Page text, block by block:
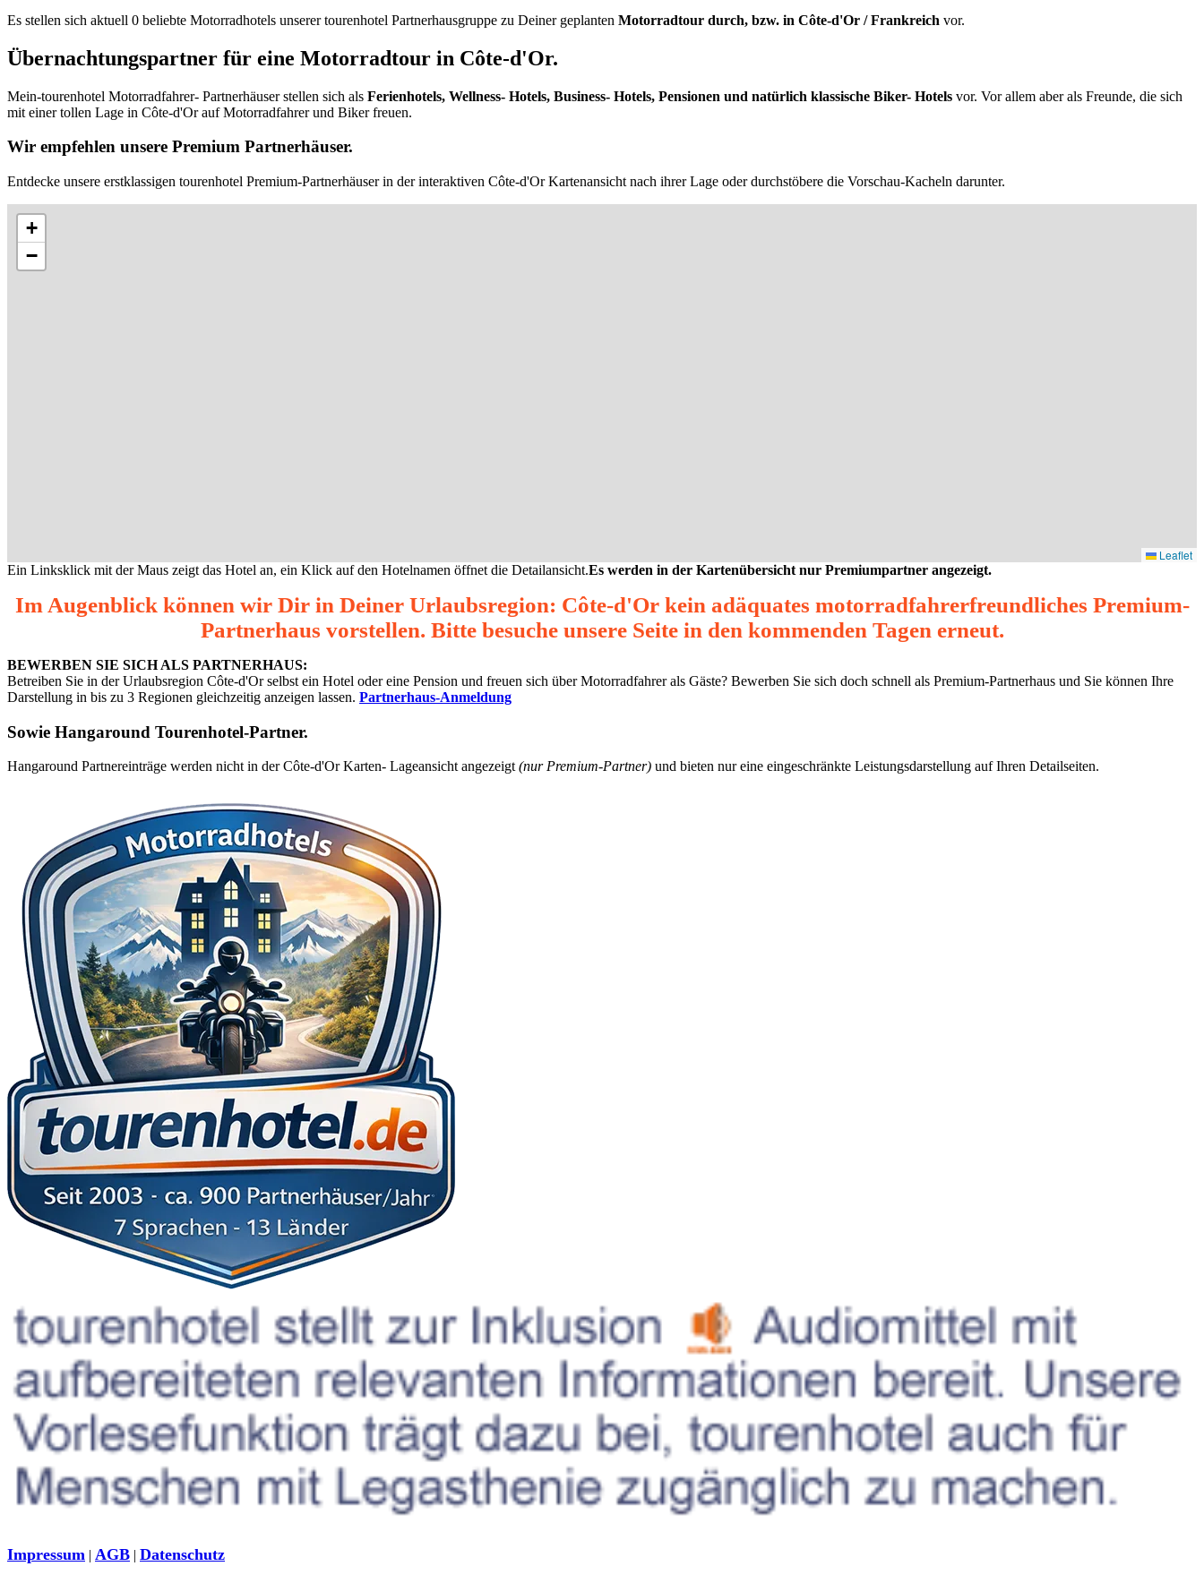
Es stellen sich aktuell 0 beliebte Motorradhotels unserer tourenhotel Partnerhausgruppe zu Deiner geplanten Motorradtour durch, bzw. in Côte-d'Or / Frankreich vor.
Übernachtungspartner für eine Motorradtour in Côte-d'Or.
Mein-tourenhotel Motorradfahrer- Partnerhäuser stellen sich als Ferienhotels, Wellness- Hotels, Business- Hotels, Pensionen und natürlich klassische Biker- Hotels vor. Vor allem aber als Freunde, die sich
mit einer tollen Lage in Côte-d'Or auf Motorradfahrer und Biker freuen.
Wir empfehlen unsere Premium Partnerhäuser.
Entdecke unsere erstklassigen tourenhotel Premium-Partnerhäuser in der interaktiven Côte-d'Or Kartenansicht nach ihrer Lage oder durchstöbere die Vorschau-Kacheln darunter.
+
−
Leaflet
Ein Linksklick mit der Maus zeigt das Hotel an, ein Klick auf den Hotelnamen öffnet die Detailansicht.Es werden in der Kartenübersicht nur Premiumpartner angezeigt.
Im Augenblick können wir Dir in Deiner Urlaubsregion: Côte-d'Or kein adäquates motorradfahrerfreundliches Premium-
Partnerhaus vorstellen. Bitte besuche unsere Seite in den kommenden Tagen erneut.
BEWERBEN SIE SICH ALS PARTNERHAUS:
Betreiben Sie in der Urlaubsregion Côte-d'Or selbst ein Hotel oder eine Pension und freuen sich über Motorradfahrer als Gäste? Bewerben Sie sich doch schnell als Premium-Partnerhaus und Sie können Ihre
Darstellung in bis zu 3 Regionen gleichzeitig anzeigen lassen. Partnerhaus-Anmeldung
Sowie Hangaround Tourenhotel-Partner.
Hangaround Partnereinträge werden nicht in der Côte-d'Or Karten- Lageansicht angezeigt(nur Premium-Partner) und bieten nur eine eingeschränkte Leistungsdarstellung auf Ihren Detailseiten.
Impressum | AGB | Datenschutz